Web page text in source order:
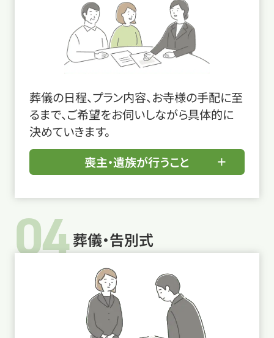
葬儀の日程、プラン内容、お寺様の手配に至
るまで、ご希望をお伺いしながら具体的に
決めていきます。
喪主・遺族が行うこと
04葬儀・告別式